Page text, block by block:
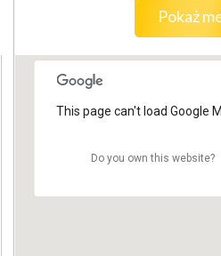
Pokaż
This page can't load Google
Do you own this website?